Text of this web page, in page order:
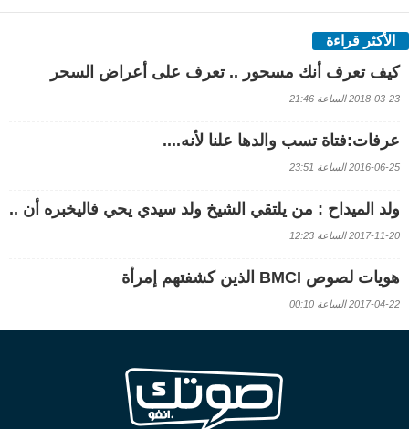
الأكثر قراءة
كيف تعرف أنك مسحور .. تعرف على أعراض السحر
2018-03-23 الساعة 21:46
عرفات:فتاة تسب والدها علنا لأنه....
2016-06-25 الساعة 23:51
ولد الميداح : من يلتقي الشيخ ولد سيدي يحي فاليخبره أن ..
2017-11-20 الساعة 12:23
هويات لصوص BMCI الذين كشفتهم إمرأة
2017-04-22 الساعة 00:10